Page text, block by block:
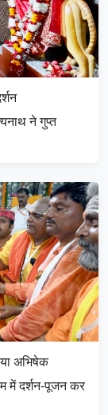
ने गुप्त
अभिषेक
में दर्शन-पूजन कर